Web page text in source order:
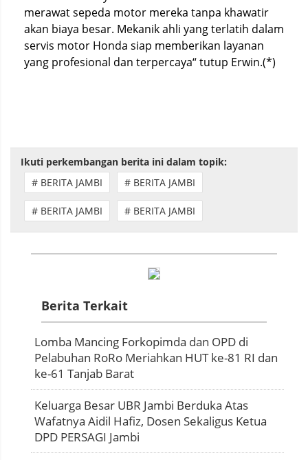
merawat sepeda motor mereka tanpa khawatir
akan biaya besar. Mekanik ahli yang terlatih dalam
servis motor Honda siap memberikan layanan
yang profesional dan terpercaya“ tutup Erwin.(*)
Ikuti perkembangan berita ini dalam topik:
# BERITA JAMBI
# BERITA JAMBI
# BERITA JAMBI # BERITA JAMBI
Berita Terkait
Lomba Mancing Forkopimda dan OPD di
Pelabuhan RoRo Meriahkan HUT ke-81 RI dan
ke-61 Tanjab Barat
Keluarga Besar UBR Jambi Berduka Atas
Wafatnya Aidil Hafiz, Dosen Sekaligus Ketua
DPD PERSAGI Jambi